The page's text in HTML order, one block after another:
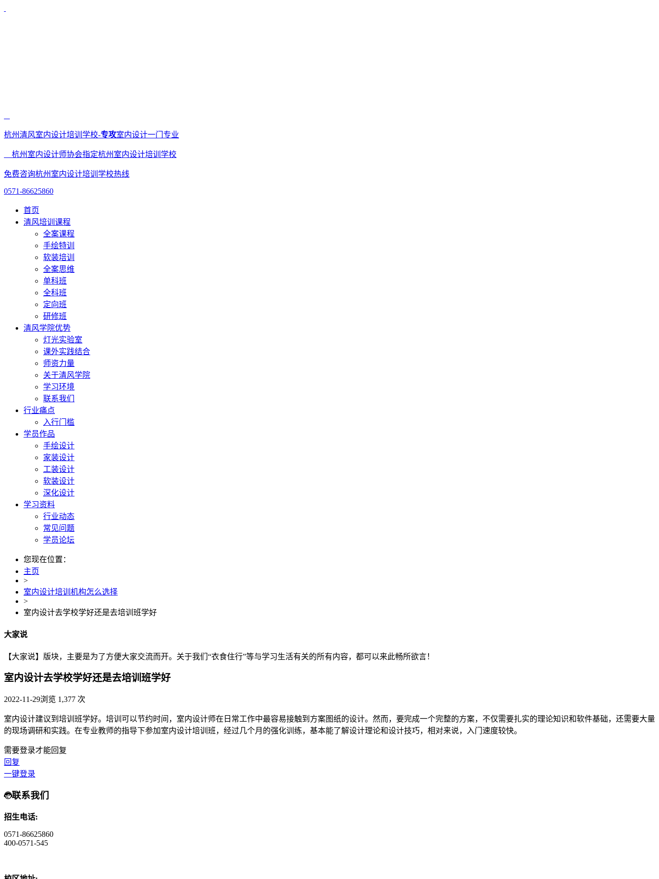
杭州清风室内设计培训学校-专攻室内设计一门专业
杭州室内设计师协会指定杭州室内设计培训学校
免费咨询杭州室内设计培训学校热线
0571-86625860
首页
清风培训课程
全案课程
手绘特训
软装培训
全案思维
单科班
全科班
定向班
研修班
清风学院优势
灯光实验室
课外实践结合
师资力量
关于清风学院
学习环境
联系我们
行业痛点
入行门槛
学员作品
手绘设计
家装设计
工装设计
软装设计
深化设计
学习资料
行业动态
常见问题
学员论坛
您现在位置：
主页
>
室内设计培训机构怎么选择
>
室内设计去学校学好还是去培训班学好
大家说
【大家说】版块，主要是为了方便大家交流而开。关于我们“衣食住行”等与学习生活有关的所有内容，都可以来此畅所欲言！
室内设计去学校学好还是去培训班学好
2022-11-29浏览 1,377 次
室内设计建议到培训班学好。培训可以节约时间，室内设计师在日常工作中最容易接触到方案图纸的设计。然而，要完成一个完整的方案，不仅需要扎实的理论知识和软件基础，还需要大量
的现场调研和实践。在专业教师的指导下参加室内设计培训班，经过几个月的强化训练，基本能了解设计理论和设计技巧，相对来说，入门速度较快。
需要登录才能回复
回复
一键登录
联系我们
招生电话:
0571-86625860
400-0571-545